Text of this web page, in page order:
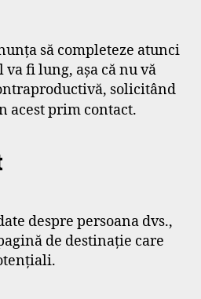
să completeze atunci
va fi lung, așa că nu vă
solicitând
acest prim contact.
despre persoana dvs.,
de destinație care